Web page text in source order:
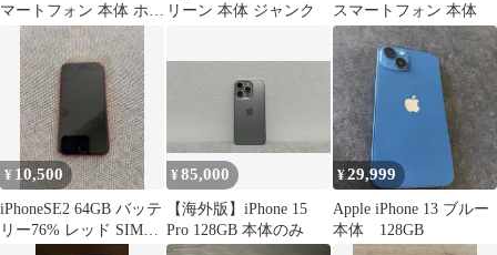
マートフォン 本体 ホワ
イト
リーン 本体 ジャンク
スマートフォン 本体
¥ 10,500
iPhoneSE2 64GB バッテ
リー76% レッド SIMフ
¥85,000
【海外版】iPhone 15
Pro 128GB 本体のみ
¥29,999
Apple iPhone 13 ブルー
本体 128GB